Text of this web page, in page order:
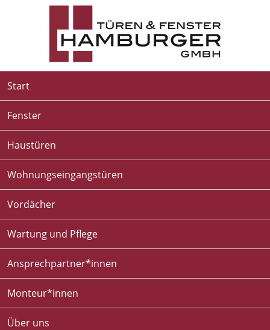
Start
Fenster
Haustüren
Wohnungseingangstüren
Vordächer
Wartung und Pflege
Ansprechpartner*innen
Monteur*innen
Über uns